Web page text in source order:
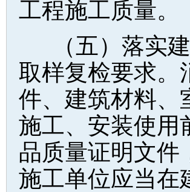
工程施工质量。
（五）落实
取样复检要求。
件、建筑材料、
施工、安装使用
品质量证明文件
施工单位应当在